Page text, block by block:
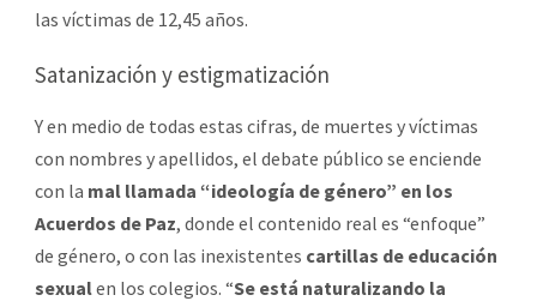
las víctimas de 12,45 años.
Satanización y estigmatización
Y en medio de todas estas cifras, de muertes y víctimas
con nombres y apellidos, el debate público se enciende
con la mal llamada “ideología de género” en los
Acuerdos de Paz, donde el contenido real es “enfoque”
de género, o con las inexistentes cartillas de educación
sexualen los colegios. “Se está naturalizando la